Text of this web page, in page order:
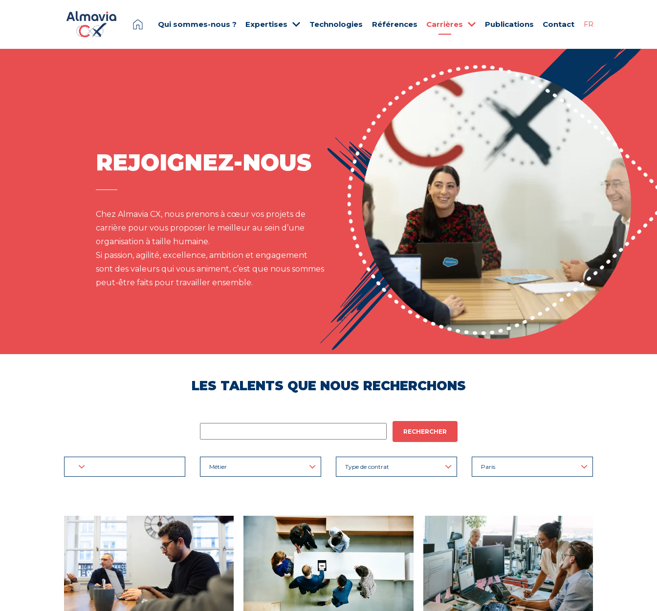
Qui sommes-nous ? Expertises Technologies Références Carrières Publications Contact FR
REJOIGNEZ-NOUS
Chez Almavia CX, nous prenons à cœur vos projets de
carrière pour vous proposer le meilleur au sein d’une
organisation à taille humaine.
Si passion, agilité, excellence, ambition et engagement
sont des valeurs qui vous animent, c’est que nous sommes
peut-être faits pour travailler ensemble.
LES TALENTS QUE NOUS RECHERCHONS
RECHERCHER
Métier Type de contrat Paris